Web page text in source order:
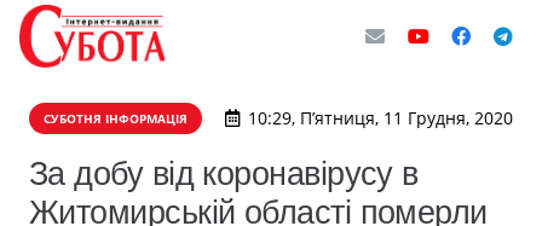
СУБОТНЯ ІНФОРМАЦІЯ 10:29, П’ятниця, 11 Грудня, 2020
За добу від коронавірусу в
Житомирській області померли